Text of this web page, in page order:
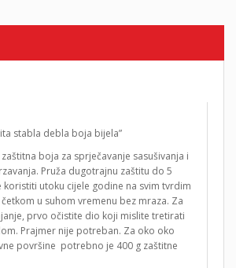
stabla debla boja bijela”
boja za sprječavanje sasušivanja i
Pruža dugotrajnu zaštitu do 5
koristiti utoku cijele godine na svim tvrdim
u suhom vremenu bez mraza. Za
prvo očistite dio koji mislite tretirati
Prajmer nije potreban. Za oko oko
površine potrebno je 400 g zaštitne